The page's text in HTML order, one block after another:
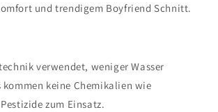
und trendigem Boyfriend Schnitt.
verwendet, weniger Wasser
keine Chemikalien wie
zum Einsatz.